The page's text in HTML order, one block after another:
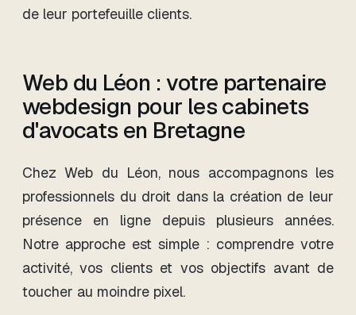
de leur portefeuille clients.
Web du Léon : votre partenaire
webdesign pour les cabinets
d'avocats en Bretagne
Chez Web du Léon, nous accompagnons les
professionnels du droit dans la création de leur
présence en ligne depuis plusieurs années.
Notre approche est simple : comprendre votre
activité, vos clients et vos objectifs avant de
toucher au moindre pixel.